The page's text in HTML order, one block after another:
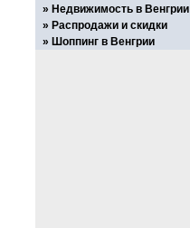
Недвижимость в Венгрии
Распродажи и скидки
Шоппинг в Венгрии